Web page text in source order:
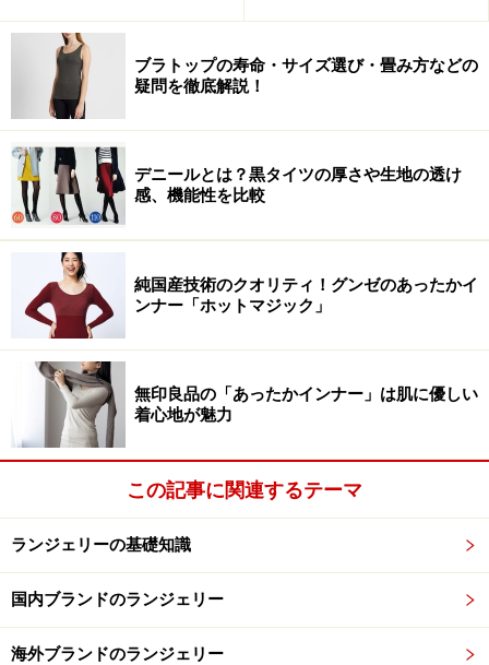
ブラトップの寿命・サイズ選び・畳み方などの
疑問を徹底解説！
デニールとは？黒タイツの厚さや生地の透け
感、機能性を比較
純国産技術のクオリティ！グンゼのあったかイ
ンナー「ホットマジック」
無印良品の「あったかインナー」は肌に優しい
着心地が魅力
この記事に関連するテーマ
ランジェリーの基礎知識
国内ブランドのランジェリー
海外ブランドのランジェリー